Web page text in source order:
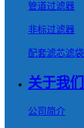
管道过滤器
非标过滤器
配套滤芯滤袋
关于我们
公司简介